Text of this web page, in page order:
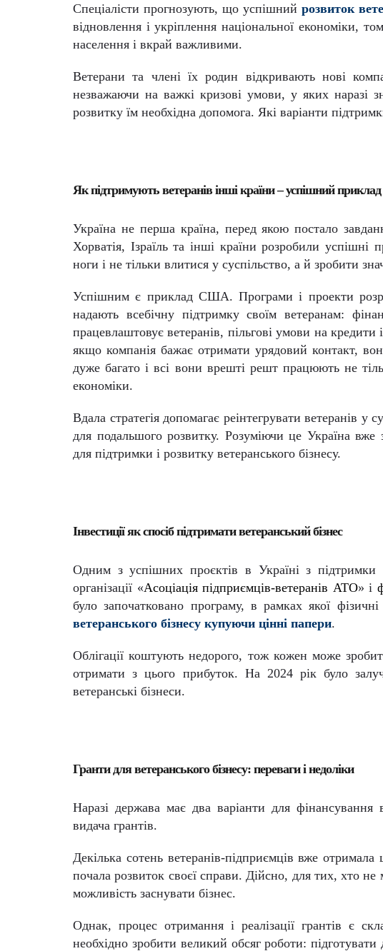
Спеціалісти прогнозують, що успішнийрозвиток
відновлення і укріплення національної економіки,
населення і вкрай важливими.
Ветерани та члені їх родин відкривають нові
незважаючи на важкі кризові умови, у яких наразі
розвитку їм необхідна допомога. Які варіанти
Як підтримують ветеранів інші країни – успішний
Україна не перша країна, перед якою постало
Хорватія, Ізраїль та інші країни розробили
ноги і не тільки влитися у суспільство, а й зробити
Успішним є приклад США. Програми і проекти
надають всебічну підтримку своїм ветеранам:
працевлаштовує ветеранів, пільгові умови на
якщо компанія бажає отримати урядовий контакт,
дуже багато і всі вони врешті решт працюють не
економіки.
Вдала стратегія допомагає реінтегрувати ветеранів у
для подальшого розвитку. Розуміючи це Україна вже
для підтримки і розвитку ветеранського бізнесу.
Інвестиції як спосіб підтримати ветеранський бізнес
Одним з успішних проєктів в Україні з підтримки
організації «Асоціація підприємців-ветеранів АТО» і
було започатковано програму, в рамках якої
ветеранського бізнесу купуючи цінні папери.
Облігації коштують недорого, тож кожен може
отримати з цього прибуток. На 2024 рік було
ветеранські бізнеси.
Гранти для ветеранського бізнесу: переваги і недоліки
Наразі держава має два варіанти для фінансування
видача грантів.
Декілька сотень ветеранів-підприємців вже
почала розвиток своєї справи. Дійсно, для тих, хто
можливість заснувати бізнес.
Однак, процес отримання і реалізації грантів є
необхідно зробити великий обсяг роботи: